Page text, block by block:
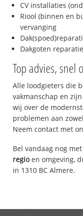
CV installaties
Riool (binnen en
vervanging
Dakgoten
Top advies, snel
Alle loodgieters die
vakmanschap en
wij over de
problemen aan
Neem contact met
Bel vandaag nog met
regioen omgeving,
in 1310 BC Almere.